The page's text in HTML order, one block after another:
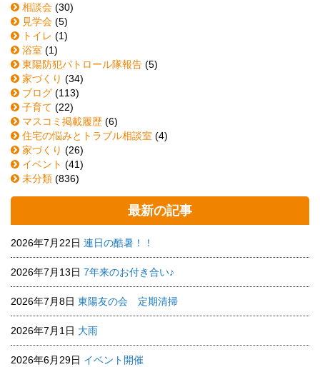
相談会 (30)
見学会 (5)
トイレ (1)
浴室 (1)
東陽防犯パトロール隊報告 (5)
家づくり (34)
ブログ (113)
子育て (22)
マスコミ掲載履歴 (6)
住宅の悩みとトラブル相談室 (4)
家づくり (26)
イベント (41)
未分類 (836)
最新の記事
2026年7月22日 連日の酷暑！！
2026年7月13日 7年来のお付き合い♪
2026年7月8日 東陽友の会 定期清掃
2026年7月1日 大雨
2026年6月29日 イベント開催